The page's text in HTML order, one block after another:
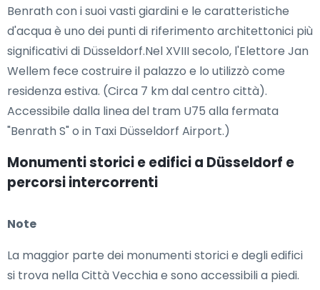
Benrath con i suoi vasti giardini e le caratteristiche
d'acqua è uno dei punti di riferimento architettonici più
significativi di Düsseldorf.Nel XVIII secolo, l'Elettore Jan
Wellem fece costruire il palazzo e lo utilizzò come
residenza estiva. (Circa 7 km dal centro città).
Accessibile dalla linea del tram U75 alla fermata
"Benrath S" o in Taxi Düsseldorf Airport.)
Monumenti storici e edifici a Düsseldorf e
percorsi intercorrenti
Note
La maggior parte dei monumenti storici e degli edifici
si trova nella Città Vecchia e sono accessibili a piedi.